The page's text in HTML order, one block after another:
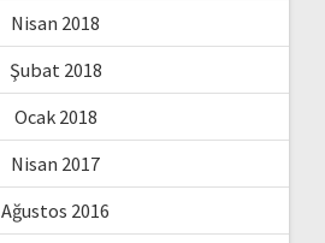
Nisan 2018
Şubat 2018
Ocak 2018
Nisan 2017
Ağustos 2016